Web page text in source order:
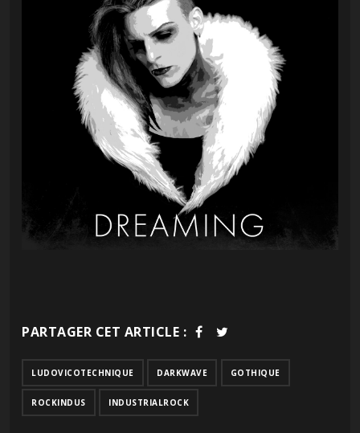
PARTAGER CET ARTICLE :
LUDOVICOTECHNIQUE DARKWAVE GOTHIQUE
ROCKINDUS INDUSTRIALROCK